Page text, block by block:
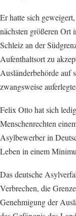
Er hatte sich
nächsten größeren Ort
Schleiz an der
Aufenthaltsort zu
Ausländerbehörde auf
zwangsweise
Felix Otto hat sich
Menschenrechten
Asylbewerber in
Leben in einem
Das deutsche
Verbrechen, die
Genehmigung der